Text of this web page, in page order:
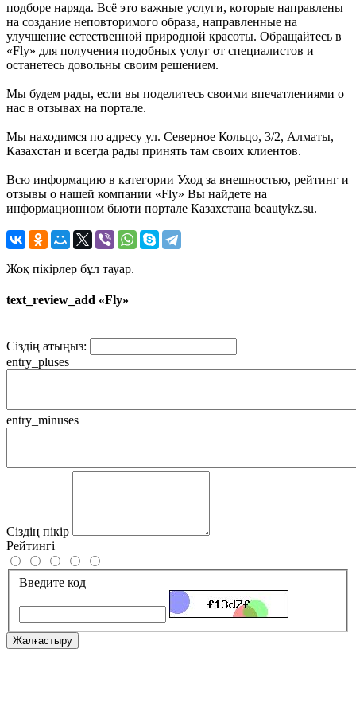
подборе наряда. Всё это важные услуги, которые направлены
на создание неповторимого образа, направленные на
улучшение естественной природной красоты. Обращайтесь в
«Fly» для получения подобных услуг от специалистов и
останетесь довольны своим решением.
Мы будем рады, если вы поделитесь своими впечатлениями о
нас в отзывах на портале.
Мы находимся по адресу ул. Северное Кольцо, 3/2, Алматы,
Казахстан и всегда рады принять там своих клиентов.
Всю информацию в категории Уход за внешностью, рейтинг и
отзывы о нашей компании «Fly» Вы найдете на
информационном бьюти портале Казахстана beautykz.su.
Жоқ пікірлер бұл тауар.
text_review_add «Fly»
Сіздің атыңыз:
entry_pluses
entry_minuses
Сіздің пікір
Рейтингі
Введите код
Жалғастыру